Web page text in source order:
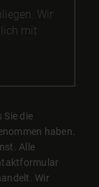
Sie die
haben.
Alle
Wir